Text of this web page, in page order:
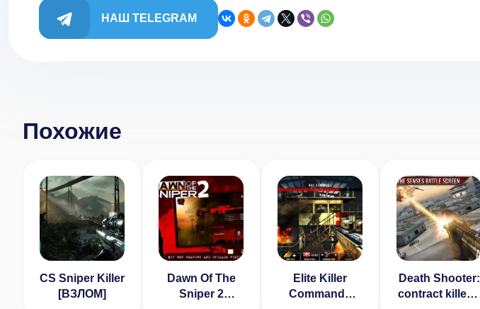
НАШ TELEGRAM
Похожие
CS Sniper Killer
[ВЗЛОМ]
Dawn Of The
Sniper 2
Elite Killer
Commando
Death Shooter:
contract killer v